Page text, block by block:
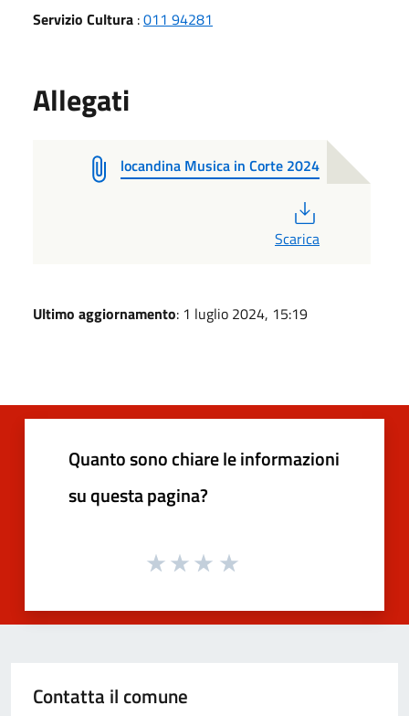
Servizio Cultura :011 94281
Allegati
locandina Musica in Corte 2024
Scarica
Ultimo aggiornamento: 1 luglio 2024, 15:19
Quanto sono chiare le informazioni
su questa pagina?
Contatta il comune